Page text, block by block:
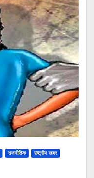
राजनीतिक राष्ट्रीय खबर